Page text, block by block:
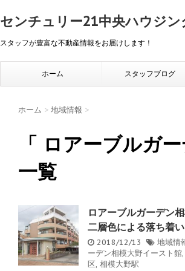
センチュリー21中央ハウジン
スタッフが豊富な不動産情報をお届けします！
ホーム スタッフブログ
ホーム > 地域情報 >
「 ロアーブルガ
一覧
ロアーブルガーデン
二層色による落ち着い
2018/12/13 地域情
ーデン相模大野イースト館,
区, 相模大野駅